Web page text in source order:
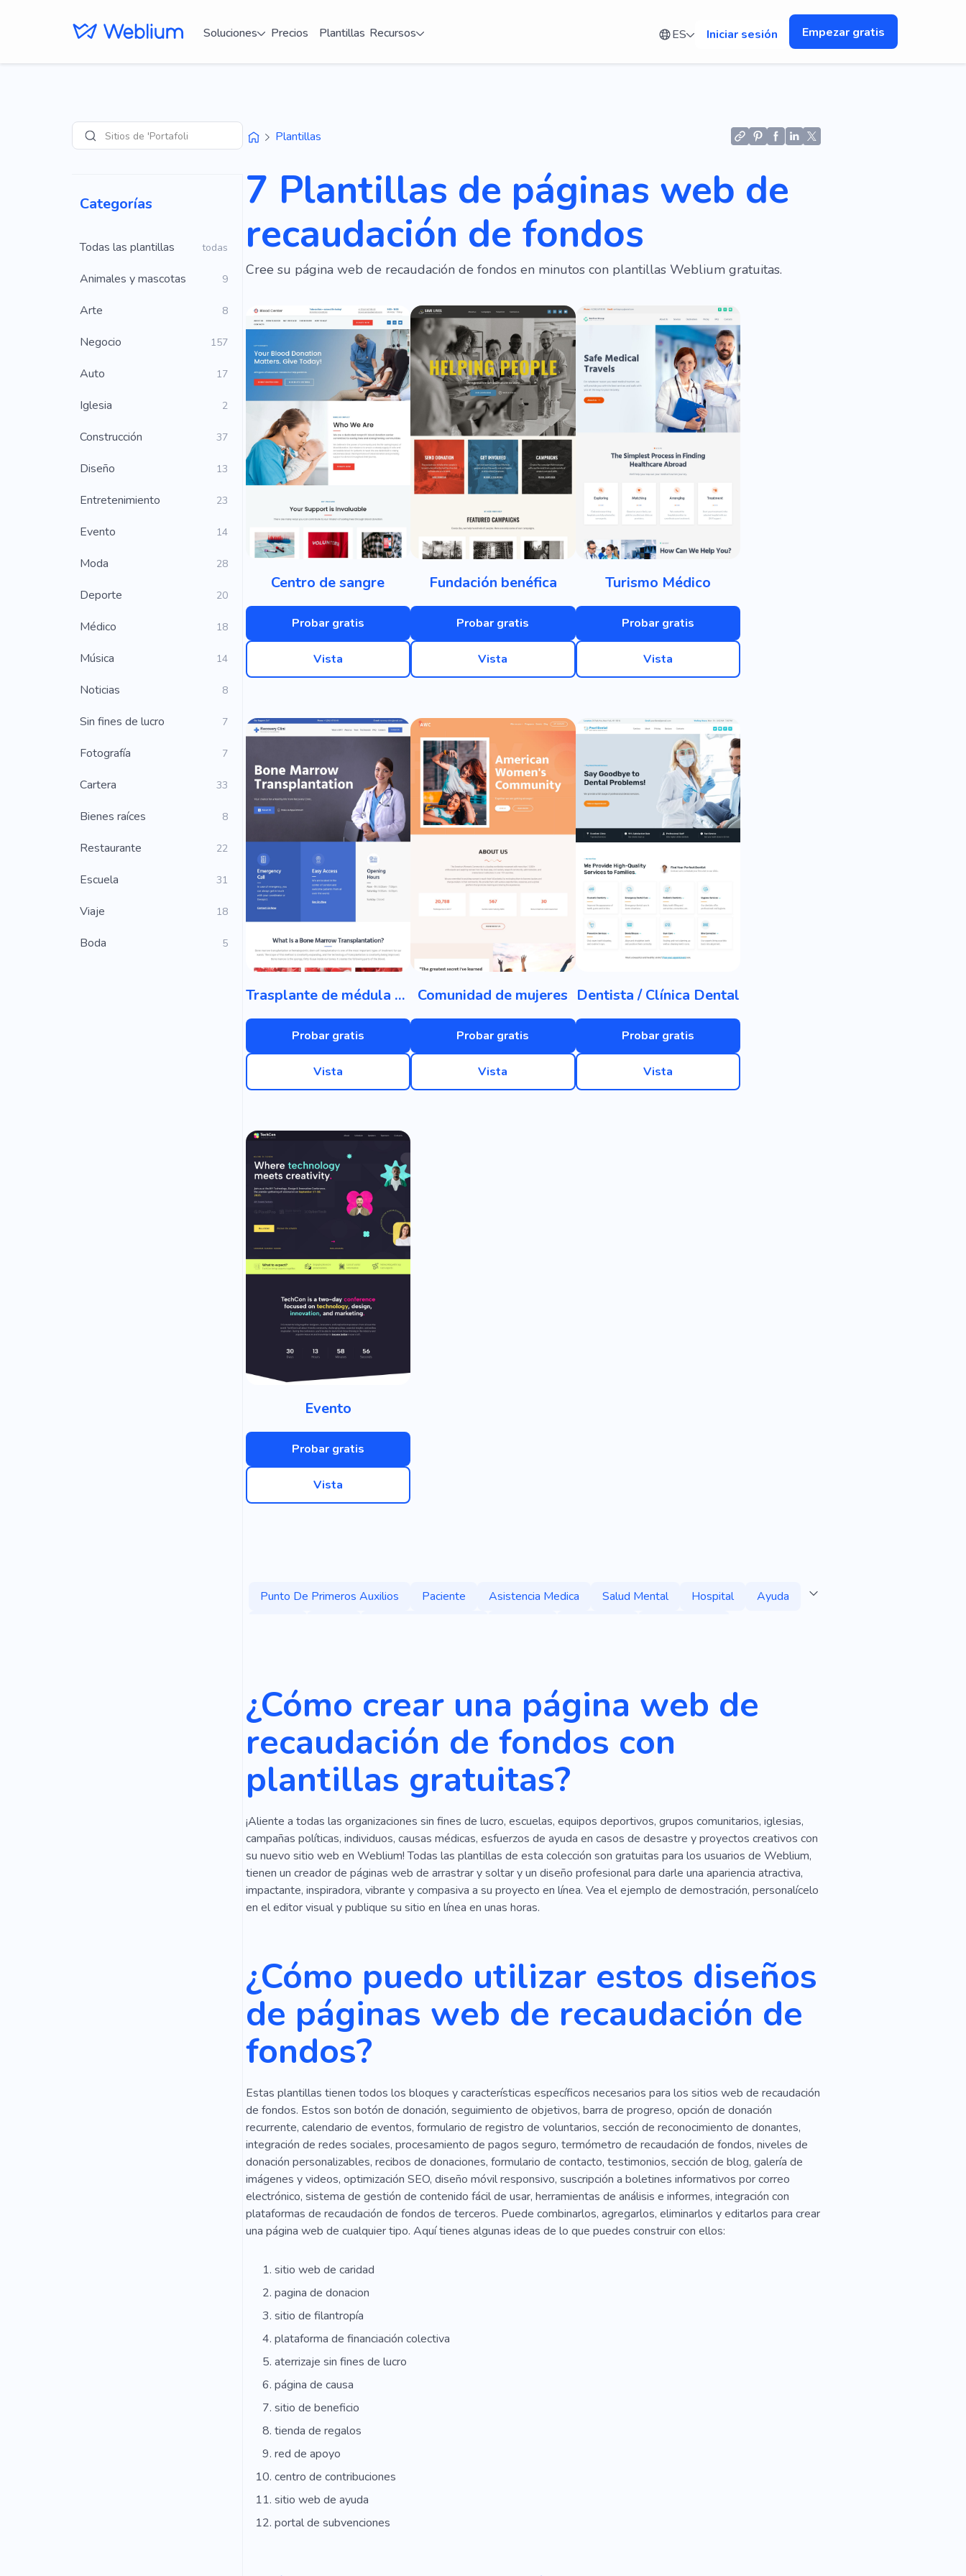
Soluciones Precios Plantillas Recursos ES Iniciar sesión Empezar gratis
Búsqueda
Sitios de 'Portafolio'
Categorías
Todas las plantillas todas
Animales y mascotas 9
Arte 8
Negocio 157
Auto 17
Iglesia 2
Construcción 37
Diseño 13
Entretenimiento 23
Evento 14
Moda 28
Deporte 20
Médico 18
Música 14
Noticias 8
Sin fines de lucro 7
Fotografía 7
Cartera 33
Bienes raíces 8
Restaurante 22
Escuela 31
Viaje 18
Boda 5
Plantillas
7 Plantillas de páginas web de
recaudación de fondos
Cree su página web de recaudación de fondos en minutos con plantillas Weblium gratuitas.
Centro de sangre
Probar gratis
Vista
Fundación benéfica
Probar gratis
Vista
Turismo Médico
Probar gratis
Vista
Trasplante de médula ósea
Probar gratis
Vista
Comunidad de mujeres
Probar gratis
Vista
Dentista / Clínica Dental
Probar gratis
Vista
Evento
Probar gratis
Vista
Punto De Primeros Auxilios Paciente Asistencia Medica Salud Mental Hospital
Ayuda
Personal
Policlínico Cirugía Extremo Clasificación Editorial Extraordinario
Orden Individual
Posada Interpretación Júnior Limpio Vaticinador
Asignación
Organización Rehabilitación
Humanidad
Diagnóstico
Consulta Cáncer Oncología Ortodoncista Vacunación
Empresa Medica
Reunión Creativa
Tipo Cosa Encender Universal Variedad Hacer Todo
Expresar
Ley
Desorden Lugar Eliminación Examen Centro Objetivo
Instantánea
Declaración
Delgado Sin Filtrar Cifra Importancia
¿Cómo crear una página web de
recaudación de fondos con
plantillas gratuitas?
¡Aliente a todas las organizaciones sin fines de lucro, escuelas, equipos deportivos, grupos comunitarios, iglesias,
campañas políticas, individuos, causas médicas, esfuerzos de ayuda en casos de desastre y proyectos creativos con
su nuevo sitio web en Weblium! Todas las plantillas de esta colección son gratuitas para los usuarios de Weblium,
tienen un creador de páginas web de arrastrar y soltar y un diseño profesional para darle una apariencia atractiva,
impactante, inspiradora, vibrante y compasiva a su proyecto en línea. Vea el ejemplo de demostración, personalícelo
en el editor visual y publique su sitio en línea en unas horas.
¿Cómo puedo utilizar estos diseños
de páginas web de recaudación de
fondos?
Estas plantillas tienen todos los bloques y características específicos necesarios para los sitios web de recaudación
de fondos. Estos son botón de donación, seguimiento de objetivos, barra de progreso, opción de donación
recurrente, calendario de eventos, formulario de registro de voluntarios, sección de reconocimiento de donantes,
integración de redes sociales, procesamiento de pagos seguro, termómetro de recaudación de fondos, niveles de
donación personalizables, recibos de donaciones, formulario de contacto, testimonios, sección de blog, galería de
imágenes y videos, optimización SEO, diseño móvil responsivo, suscripción a boletines informativos por correo
electrónico, sistema de gestión de contenido fácil de usar, herramientas de análisis e informes, integración con
plataformas de recaudación de fondos de terceros. Puede combinarlos, agregarlos, eliminarlos y editarlos para crear
una página web de cualquier tipo. Aquí tienes algunas ideas de lo que puedes construir con ellos:
sitio web de caridad
pagina de donacion
sitio de filantropía
plataforma de financiación colectiva
aterrizaje sin fines de lucro
página de causa
sitio de beneficio
tienda de regalos
red de apoyo
centro de contribuciones
sitio web de ayuda
portal de subvenciones